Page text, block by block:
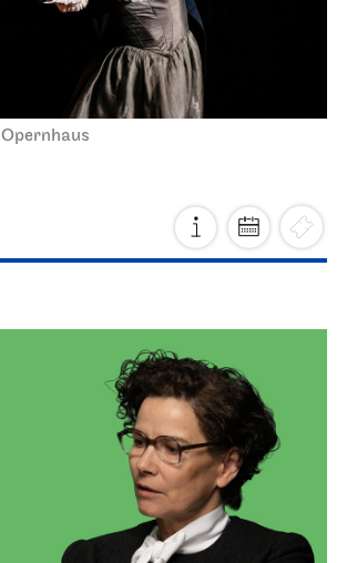
Opernhaus